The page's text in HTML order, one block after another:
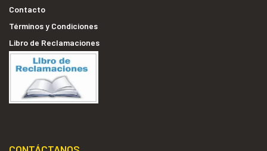
Contacto
Términos y Condiciones
Libro de Reclamaciones